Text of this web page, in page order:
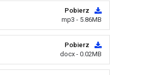
Pobierz
mp3 - 5.86MB
Pobierz
docx - 0.02MB